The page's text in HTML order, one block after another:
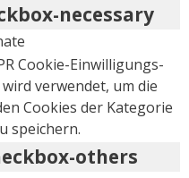
necessary
Cookie-Einwilligungs-
verwendet, um die
Cookies der Kategorie
speichern.
others